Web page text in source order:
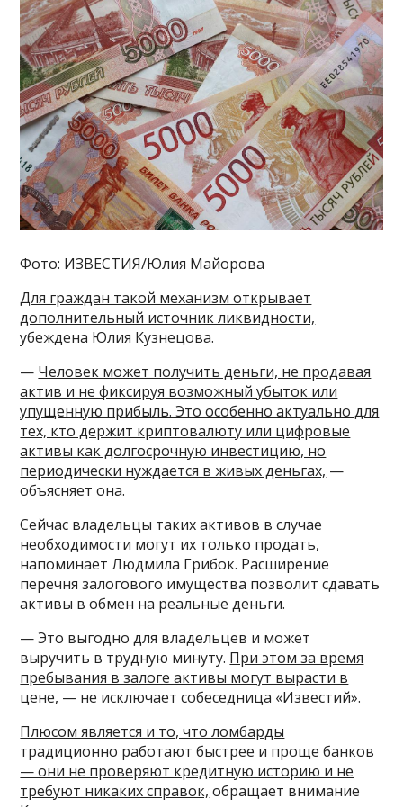
Фото: ИЗВЕСТИЯ/Юлия Майорова
Для граждан такой механизм открывает
дополнительный источник ликвидности,
убеждена Юлия Кузнецова.
— Человек может получить деньги, не продавая
актив и не фиксируя возможный убыток или
упущенную прибыль. Это особенно актуально для
тех, кто держит криптовалюту или цифровые
активы как долгосрочную инвестицию, но
периодически нуждается в живых деньгах, —
объясняет она.
Сейчас владельцы таких активов в случае
необходимости могут их только продать,
напоминает Людмила Грибок. Расширение
перечня залогового имущества позволит сдавать
активы в обмен на реальные деньги.
— Это выгодно для владельцев и может
выручить в трудную минуту. При этом за время
пребывания в залоге активы могут вырасти в
цене, — не исключает собеседница «Известий».
Плюсом является и то, что ломбарды
традиционно работают быстрее и проще банков
— они не проверяют кредитную историю и не
требуют никаких справок, обращает внимание